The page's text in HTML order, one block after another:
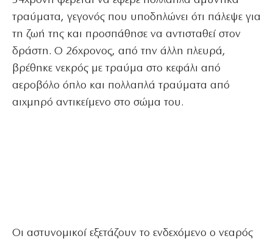
τραύματα, γεγονός που υποδηλώνει ότι πάλεψε για
τη ζωή της και προσπάθησε να αντισταθεί στον
δράστη. Ο 26χρονος, από την άλλη πλευρά,
βρέθηκε νεκρός με τραύμα στο κεφάλι από
αεροβόλο όπλο και πολλαπλά τραύματα από
αιχμηρό αντικείμενο στο σώμα του.
Οι αστυνομικοί εξετάζουν το ενδεχόμενο ο νεαρός